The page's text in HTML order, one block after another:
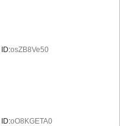
ID:osZB8Ve50
ID:oO8KGETA0